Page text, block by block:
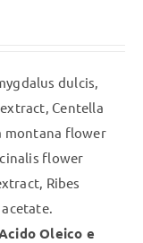
€.
dulcis,
Centella
montana flower
flower
Ribes
Oleico e